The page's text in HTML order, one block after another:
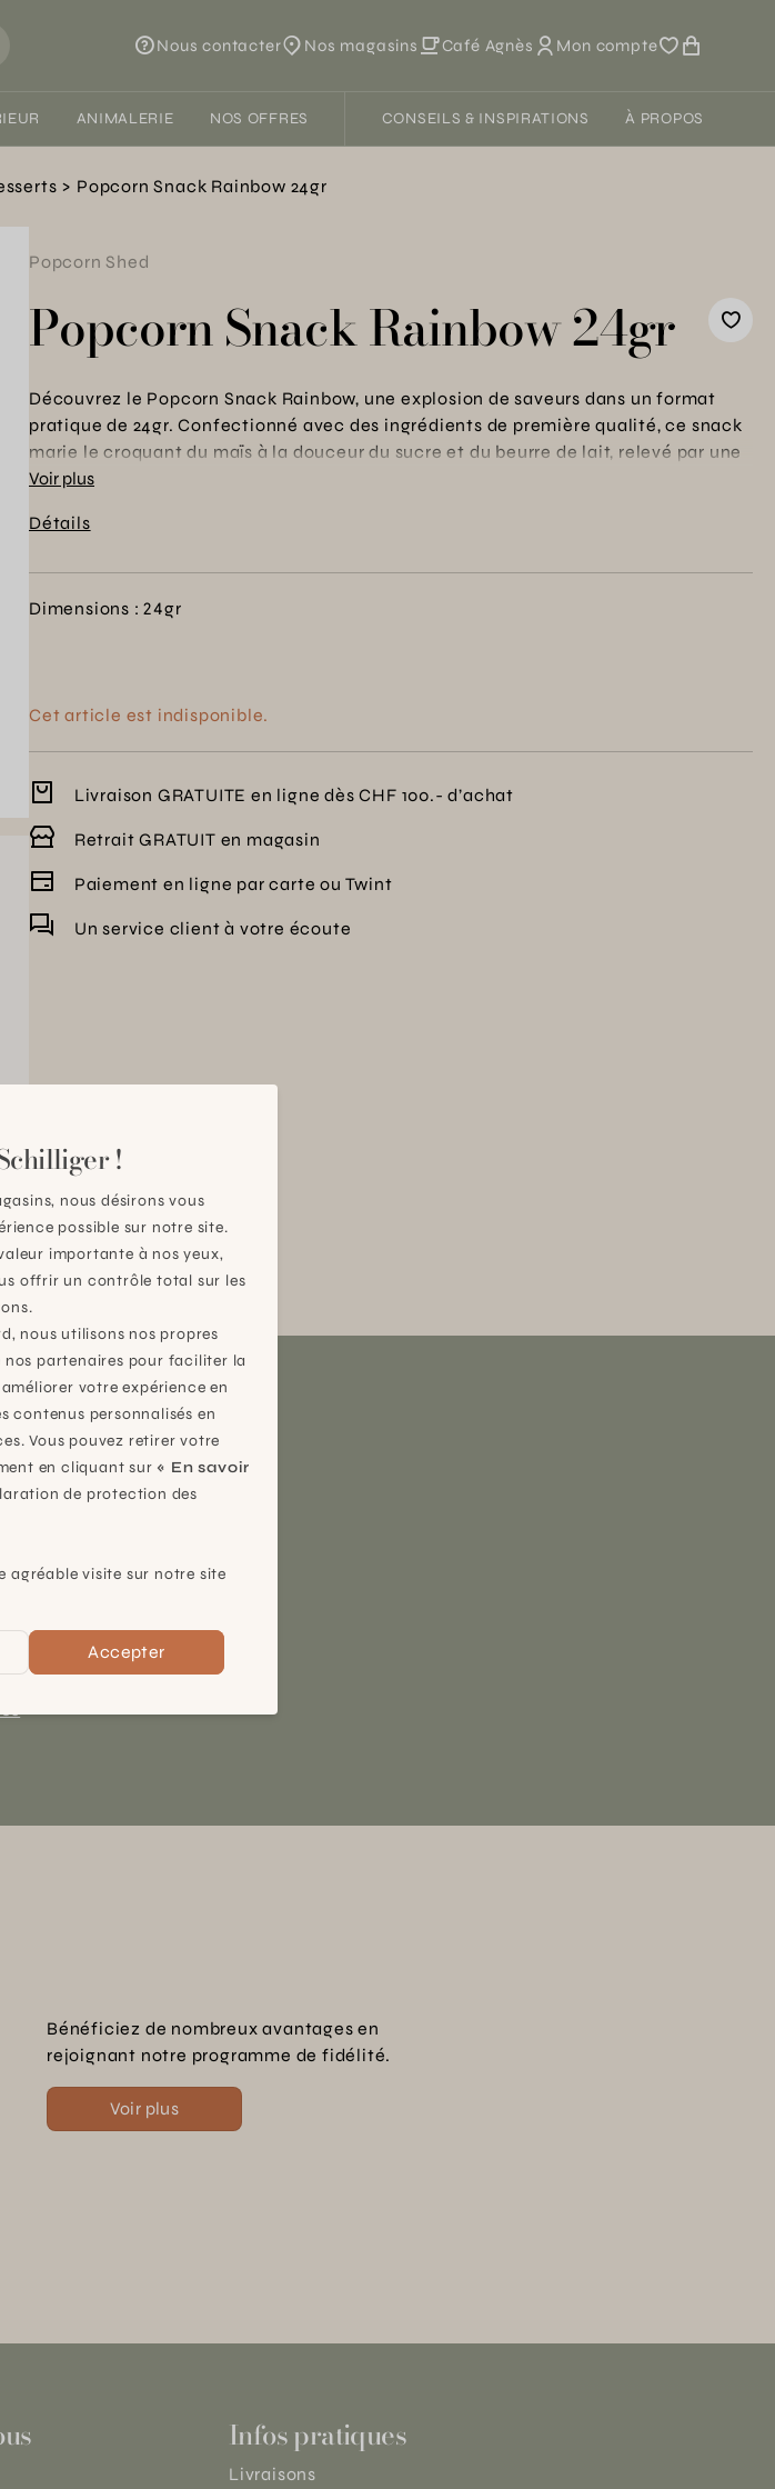
Nous contacter Nos magasins Café Agnès Mon compte
ANIMALERIE NOS OFFRES CONSEILS & INSPIRATIONS À PROPOS
Popcorn Snack Rainbow 24gr
Popcorn Shed
Popcorn Snack Rainbow 24gr
Découvrez le Popcorn Snack Rainbow, une explosion de saveurs dans un format
pratique de 24gr. Confectionné avec des ingrédients de première qualité, ce snack
marie le croquant du maïs à la douceur du sucre et du beurre de lait, relevé par une
touche de sel. Idéal pour partager un moment de convivialité en famille ou entre
Voir plus
Détails
Dimensions : 24gr
Cet article est indisponible.
Livraison GRATUITE en ligne dès CHF 100.- d’achat
Retrait GRATUIT en magasin
Paiement en ligne par carte ou Twint
Un service client à votre écoute
Genève
(GE)
Bénéficiez de nombreux avantages en
rejoignant notre programme de fidélité.
Voir plus
Infos pratiques
Livraisons
!
nous désirons vous
possible sur notre site.
importante à nos yeux,
offrir un contrôle total sur les
nous utilisons nos propres
nos partenaires pour faciliter la
votre expérience en
contenus personnalisés en
Vous pouvez retirer votre
en cliquant sur « En savoir
de protection des
agréable visite sur notre site
Accepter